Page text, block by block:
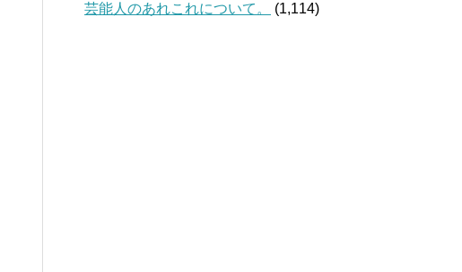
芸能人のあれこれについて。
(1,114)